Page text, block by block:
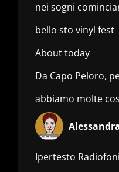
nei sogni
bello sto vinyl fest
About today
Da Capo Peloro,
abbiamo molte
Ipertesto